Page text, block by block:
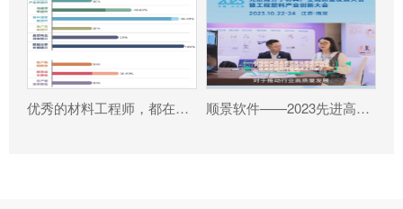
优秀的材料工程师，都在跟这个新朋友打交道! 顺景软件——2023先进高分子材料产业高质量发展大会暨工程塑料产业创新大会